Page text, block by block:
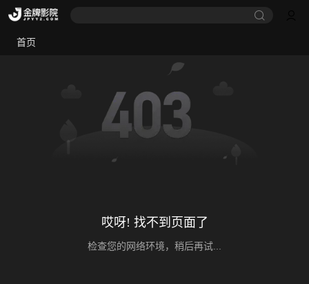
首页
哎呀! 找不到页面了
检查您的网络环境，稍后再试...